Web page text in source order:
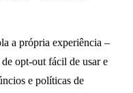
a própria experiência –
opt-out fácil de usar e
e políticas de